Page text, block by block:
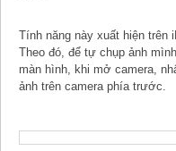
Tính năng này xuất hiện trên
Theo đó, để tự chụp ảnh
màn hình, khi mở camera,
ảnh trên camera phía trước.